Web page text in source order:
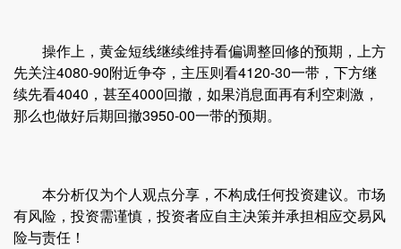
操作上，黄金短线继续维持看偏调整回修的预期，上方
先关注4080-90附近争夺，主压则看4120-30一带，下方继
续先看4040，甚至4000回撤，如果消息面再有利空刺激，
那么也做好后期回撤3950-00一带的预期。
本分析仅为个人观点分享，不构成任何投资建议。市场
有风险，投资需谨慎，投资者应自主决策并承担相应交易风
险与责任！